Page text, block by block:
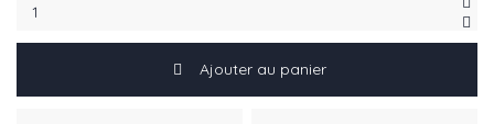
Ajouter au panier